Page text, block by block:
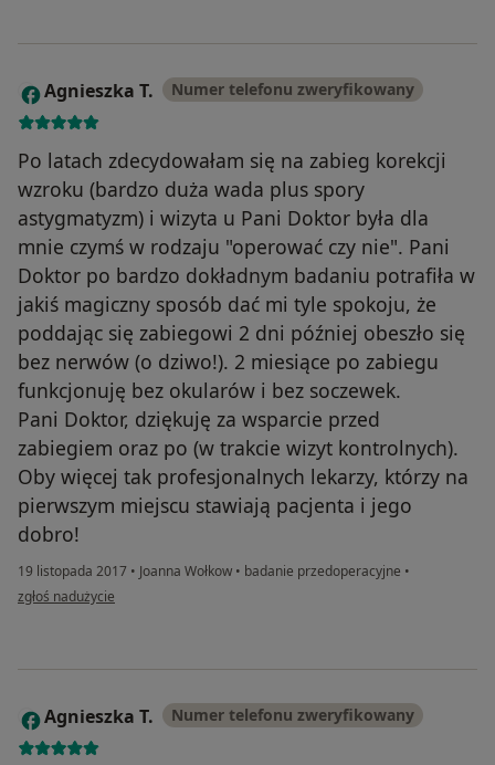
A Agnieszka T. Numer telefonu zweryfikowany
Po latach zdecydowałam się na zabieg korekcji
wzroku (bardzo duża wada plus spory
astygmatyzm) i wizyta u Pani Doktor była dla
mnie czymś w rodzaju "operować czy nie". Pani
Doktor po bardzo dokładnym badaniu potrafiła w
jakiś magiczny sposób dać mi tyle spokoju, że
poddając się zabiegowi 2 dni później obeszło się
bez nerwów (o dziwo!). 2 miesiące po zabiegu
funkcjonuję bez okularów i bez soczewek.
Pani Doktor, dziękuję za wsparcie przed
zabiegiem oraz po (w trakcie wizyt kontrolnych).
Oby więcej tak profesjonalnych lekarzy, którzy na
pierwszym miejscu stawiają pacjenta i jego
dobro!
19 listopada 2017 • Joanna Wołkow • badanie przedoperacyjne •
w opinii użytkownika Agnieszka T.
zgłoś nadużycie
A Agnieszka T. Numer telefonu zweryfikowany